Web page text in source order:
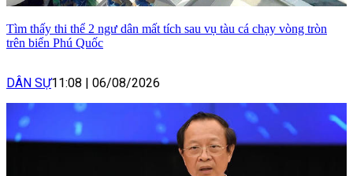
Tìm thấy thi thể 2 ngư dân mất tích sau vụ tàu cá chạy vòng tròn
trên biển Phú Quốc
DÂN SỰ11:08 | 06/08/2026